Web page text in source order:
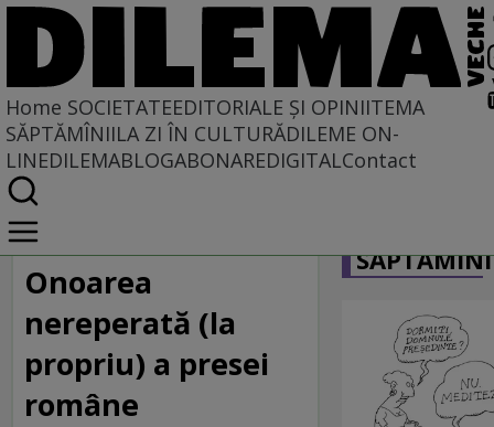
Home SOCIETATEEDITORIALE ȘI OPINIITEMA
SĂPTĂMÎNIILA ZI ÎN CULTURĂDILEME ON-
LINEDILEMABLOGABONAREDIGITALContact
Home
Societate
MASS COMEDIA
Onoarea
nereperată (la
propriu) a presei
române